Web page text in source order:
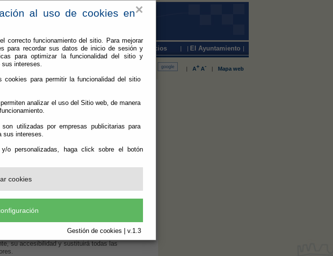
×
al uso de cookies en
correcto funcionamiento del sitio. Para mejorar
para recordar sus datos de inicio de sesión y
para optimizar la funcionalidad del sitio y
intereses.
cookies para permitir la funcionalidad del sitio
analizar el uso del Sitio web, de manera
utilizadas por empresas publicitarias para
sus intereses.
o personalizadas, haga click sobre el botón
cookies
Gestión de cookies | v.1.3
Vive en Berja Conoce Berja Servicios El Ayuntamiento
| A+ A- | Mapa web
de Protección Civil de
La Tomillera ya están en marcha y avanzan a
Carlos Lupión, y el concejal de Urbanismo,
dependencias públicas que mejorarán
Berja licitó estas obras por un valor de 67.000
ejecutando mejorarán la habitabilidad y
del edificio completo con una intervención integral
su accesibilidad y sustituirá todas las